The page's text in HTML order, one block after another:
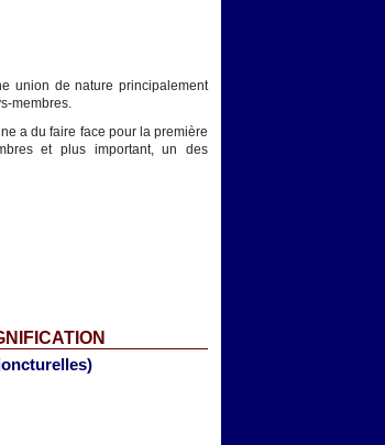
union de nature principalement
membres.
a du faire face pour la première
et plus important, un des